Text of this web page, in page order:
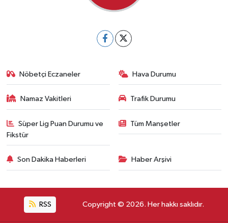
Nöbetçi Eczaneler Hava Durumu
Namaz Vakitleri Trafik Durumu
Süper Lig Puan Durumu ve
Fikstür
Tüm Manşetler
Son Dakika Haberleri Haber Arşivi
RSS Copyright © 2026. Her hakkı saklıdır.